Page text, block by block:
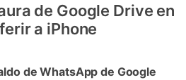
de Google Drive en
a iPhone
de WhatsApp de Google